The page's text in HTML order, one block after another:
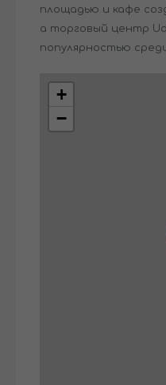
площадью и кафе
а торговый центр
популярностью
+
−